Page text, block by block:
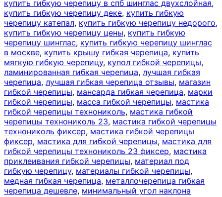
купить гибкую черепицу в спб шинглас двухслойная,
купить гибкую черепицу деке, купить гибкую
черепицу катепал, купить гибкую черепицу недорого,
купить гибкую черепицу цены, купить гибкую
черепицу шинглас, купить гибкую черепицу шинглас
в москве, купить крышу гибкая черепица, купить
мягкую гибкую черепицу, купол гибкой черепицы,
ламинированная гибкая черепица, лучшая гибкая
черепица, лучшая гибкая черепица отзывы, магазин
гибкой черепицы, мансарда гибкая черепица, марки
гибкой черепицы, масса гибкой черепицы, мастика
гибкой черепицы технониколь, мастика гибкой
черепицы технониколь 23, мастика гибкой черепицы
технониколь фиксер, мастика гибкой черепицы
фиксер, мастика для гибкой черепицы, мастика для
гибкой черепицы технониколь 23 фиксер, мастика
приклеивания гибкой черепицы, материал под
гибкую черепицу, материалы гибкой черепицы,
медная гибкая черепица, металлочерепица гибкая
черепица дешевле, минимальный угол наклона